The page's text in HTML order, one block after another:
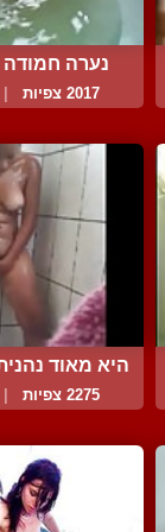
נערה
2017 צפיות
היא מאוד
2275 צפיות